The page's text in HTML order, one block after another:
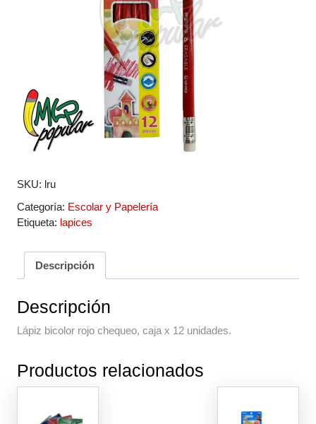
SKU: lru
Categoría: Escolar y Papelería
Etiqueta: lapices
Descripción
Descripción
Lápiz bicolor rojo chequeo, caja x 12 unidades.
Productos relacionados